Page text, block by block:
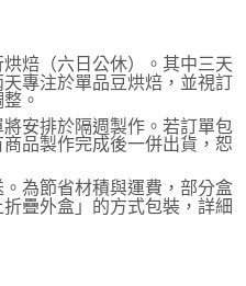
烘焙（六日公休）。其中三天
專注於單品豆烘焙，並視訂
。
將安排於隔週製作。若訂單包
品製作完成後一併出貨，恕
。為節省材積與運費，部分盒
疊外盒」的方式包裝，詳細